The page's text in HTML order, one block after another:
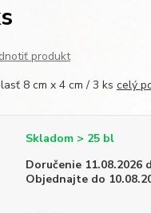
produkt
8 cm x 4 cm / 3 ks celý
Skladom > 25 bl
Doručenie 11.08.2026
Objednajte do